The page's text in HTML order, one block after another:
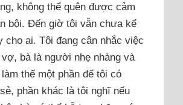
không thể quên được cảm
bội. Đến giờ tôi vẫn chưa kể
cho ai. Tôi đang cân nhắc việc
bà là người nhẹ nhàng và
thế một phần để tôi có
phần khác là tôi nghĩ nếu